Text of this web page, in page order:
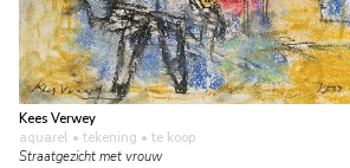
Kees Verwey
aquarel • tekening • te koop
Straatgezicht met vrouw